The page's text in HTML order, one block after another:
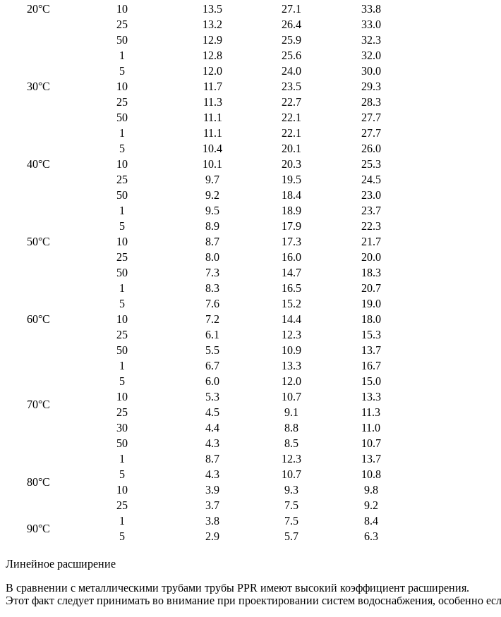
20°C
10
13.5 27.1
33.8
25
13.2 26.4
33.0
50
12.9 25.9 32.3
30°C
1 12.8 25.6
32.0
5
12.0 24.0
30.0
10
11.7 23.5
29.3
25
11.3 22.7
28.3
50
11.1 22.1 27.7
40°C
1 11.1 22.1
27.7
5
10.4 20.1
26.0
10
10.1 20.3
25.3
25
9.7 19.5
24.5
50
9.2 18.4 23.0
50°C
1 9.5 18.9
23.7
5
8.9 17.9
22.3
10
8.7 17.3
21.7
25
8.0 16.0
20.0
50
7.3 14.7 18.3
60°С
1 8.3 16.5
20.7
5
7.6 15.2
19.0
10
7.2 14.4
18.0
25
6.1 12.3
15.3
50
5.5 10.9 13.7
70°С
1 6.7 13.3
16.7
5
6.0 12.0
15.0
10
5.3 10.7
13.3
25
4.5 9.1
11.3
30
4.4 8.8
11.0
50
4.3 8.5 10.7
80°С
1 8.7 12.3
13.7
5
4.3 10.7
10.8
10
3.9 9.3
9.8
25
3.7 7.5
9.2
90°С
1 3.8 7.5
8.4
5
2.9 5.7 6.3
Линейное расширение
В сравнении с металлическими трубами трубы PPR имеют высокий коэффициент расширения.
Этот факт следует принимать во внимание при проектировании систем водоснабжения, особенно